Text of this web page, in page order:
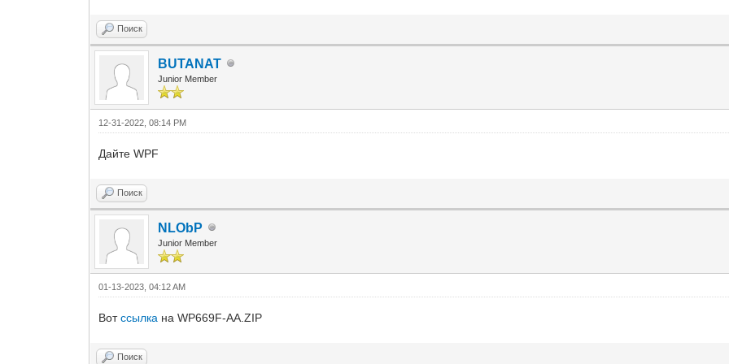
Поиск
BUTANAT
Junior Member
12-31-2022, 08:14 PM
Дайте WPF
Поиск
NLObP
Junior Member
01-13-2023, 04:12 AM
Вотссылка на WP669F-AA.ZIP
Поиск